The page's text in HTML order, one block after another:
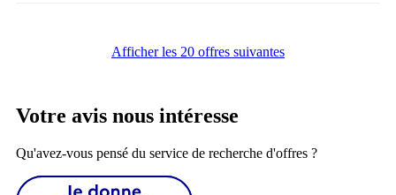
Afficher les 20 offres suivantes
Votre avis nous intéresse
Qu'avez-vous pensé du service de recherche d'offres ?